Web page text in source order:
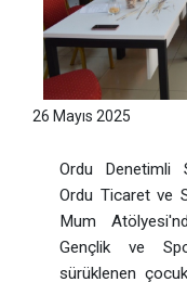
26 Mayıs 2025
Ordu Denetimli
Ordu Ticaret ve
Mum
Gençlik ve
sürüklenen